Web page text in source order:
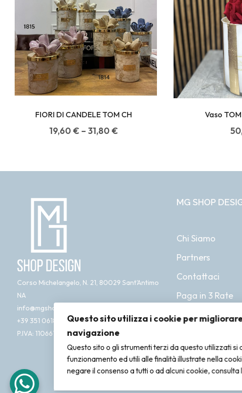
FIORI DI CANDELE TOM CH
19,60€– 31,80€
Vaso
Corso Michelangelo, N. 21, 80029 Sant'Antimo
NA
info@mgshopdesign.com
+39 351 0618 761
P.IVA: 11066181212
MG SHOP
Chi Siamo
Partners
Contattaci
Paga in 3 Rate
Questo sito utilizza i cookie per
navigazione
Questo sito o gli strumenti terzi da questo utilizzati
funzionamento ed utili alle finalità illustrate nella
negare il consenso a tutti o ad alcuni cookie, consulta